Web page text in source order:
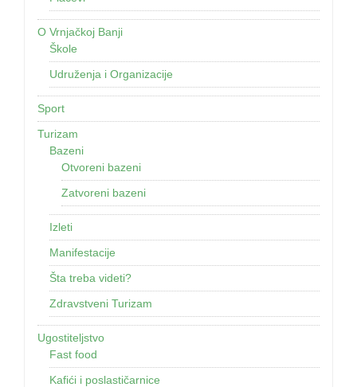
O Vrnjačkoj Banji
Škole
Udruženja i Organizacije
Sport
Turizam
Bazeni
Otvoreni bazeni
Zatvoreni bazeni
Izleti
Manifestacije
Šta treba videti?
Zdravstveni Turizam
Ugostiteljstvo
Fast food
Kafići i poslastičarnice